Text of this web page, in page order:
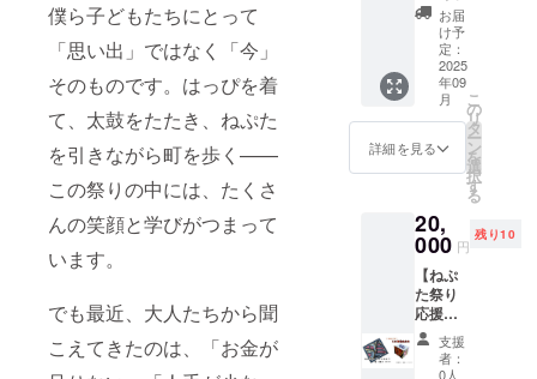
僕ら子どもたちにとって
「思い出」ではなく「今」
そのものです。はっぴを着
て、太鼓をたたき、ねぷた
を引きながら町を歩く——
この祭りの中には、たくさ
んの笑顔と学びがつまって
います。
でも最近、大人たちから聞
こえてきたのは、「お金が
私たちの村
の想いが伝
わってほし
い
子どもたち
の願いをね
ぷたに届く
さんの力を
貸してくだ
さい。
インは
まだ検
討中で
す。画
像はイ
メージ
です）
たちが
心を込
めて作
る子供
の感謝
の言葉
が書か
れたミ
ニサイ
ズ「ね
灯籠」
ねぷた
祭り期
間、実
際にね
ぷたに
飾り運
行しま
す。後
お届
け予
定：
2025
年09
月
詳細を見る
こ
の
リ
タ
ー
ン
を
選
択
す
る
20,
000 円
残り10
【ねぷ
た祭り
応援
セッ
ト】
「子供
支援
者：
0人